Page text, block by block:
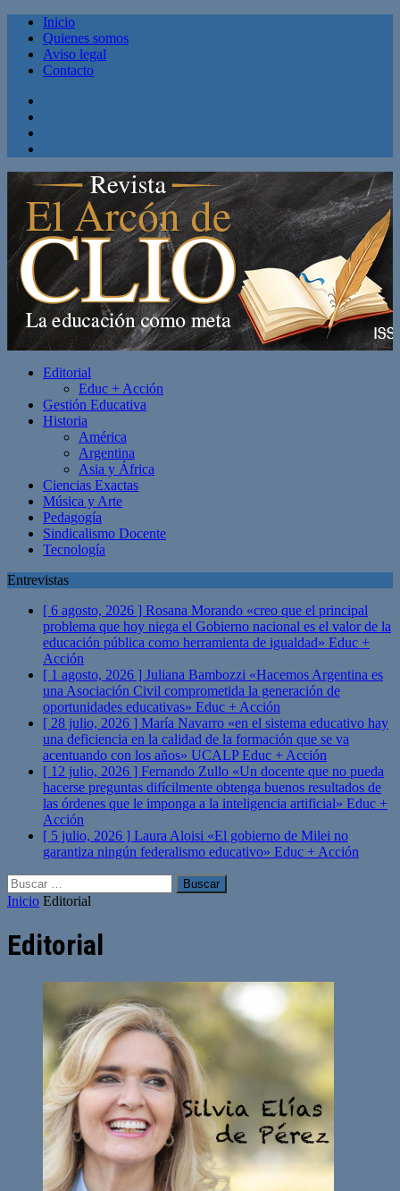
Inicio
Quienes somos
Aviso legal
Contacto
Editorial
Educ + Acción
Gestión Educativa
Historia
América
Argentina
Asia y África
Ciencias Exactas
Música y Arte
Pedagogía
Sindicalismo Docente
Tecnología
Entrevistas
[ 6 agosto, 2026 ] Rosana Morando «creo que el principal
problema que hoy niega el Gobierno nacional es el valor de la
educación pública como herramienta de igualdad» Educ +
Acción
[ 1 agosto, 2026 ] Juliana Bambozzi «Hacemos Argentina es
una Asociación Civil comprometida la generación de
oportunidades educativas» Educ + Acción
[ 28 julio, 2026 ] María Navarro «en el sistema educativo hay
una deficiencia en la calidad de la formación que se va
acentuando con los años» UCALPEduc + Acción
[ 12 julio, 2026 ] Fernando Zullo «Un docente que no pueda
hacerse preguntas difícilmente obtenga buenos resultados de
las órdenes que le imponga a la inteligencia artificial» Educ +
Acción
[ 5 julio, 2026 ] Laura Aloisi «El gobierno de Milei no
garantiza ningún federalismo educativo» Educ + Acción
Buscar:
Inicio Editorial
Editorial